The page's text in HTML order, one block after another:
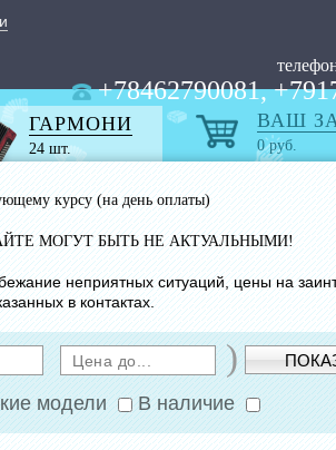
+78462790081,
ГАРМОНИ
24 шт.
ВАШ
0руб.
курсу (на день оплаты)
МОГУТ БЫТЬ НЕ АКТУАЛЬНЫМИ!
неприятных ситуаций, цены на
в контактах.
)
модели В наличие